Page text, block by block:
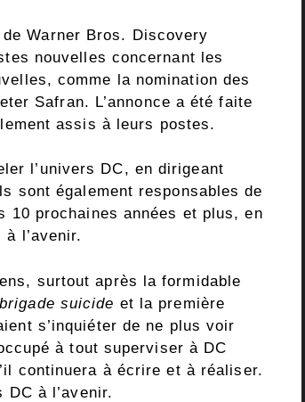
Warner Bros. Discovery
nouvelles concernant les
comme la nomination des
Safran. L’annonce a été faite
assis à leurs postes.
l’univers DC, en dirigeant
sont également responsables de
10 prochaines années et plus, en
l’avenir.
surtout après la formidable
suicide et la première
s’inquiéter de ne plus voir
à tout superviser à DC
continuera à écrire et à réaliser.
à l’avenir.